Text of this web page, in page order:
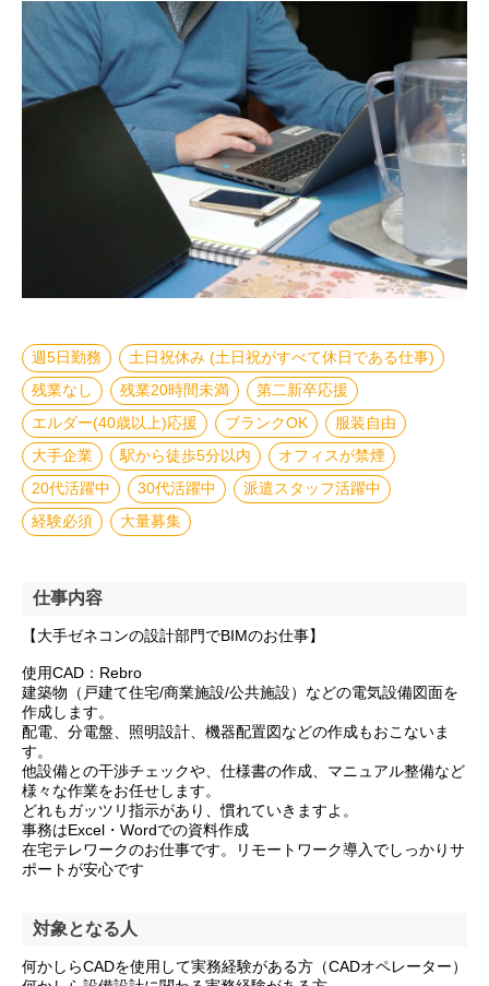
週5日勤務
土日祝休み (土日祝がすべて休日である仕事)
残業なし
残業20時間未満
第二新卒応援
エルダー(40歳以上)応援
ブランクOK
服装自由
大手企業
駅から徒歩5分以内
オフィスが禁煙
20代活躍中
30代活躍中
派遣スタッフ活躍中
経験必須
大量募集
仕事内容
【大手ゼネコンの設計部門でBIMのお仕事】
使用CAD：Rebro
建築物（戸建て住宅/商業施設/公共施設）などの電気設備図面を
作成します。
配電、分電盤、照明設計、機器配置図などの作成もおこないま
す。
他設備との干渉チェックや、仕様書の作成、マニュアル整備など
様々な作業をお任せします。
どれもガッツリ指示があり、慣れていきますよ。
事務はExcel・Wordでの資料作成
在宅テレワークのお仕事です。リモートワーク導入でしっかりサ
ポートが安心です
対象となる人
何かしらCADを使用して実務経験がある方（CADオペレーター）